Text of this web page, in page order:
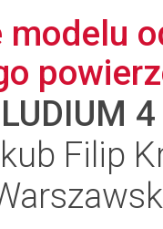
modelu
4
Filip